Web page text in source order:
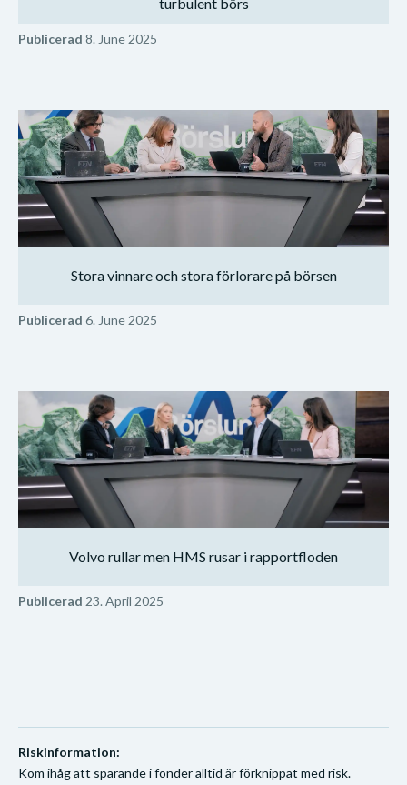
Publicerad 8. June 2025
Stora vinnare och stora förlorare på börsen
Publicerad 6. June 2025
Volvo rullar men HMS rusar i rapportfloden
Publicerad 23. April 2025
Riskinformation:
Kom ihåg att sparande i fonder alltid är förknippat med risk.